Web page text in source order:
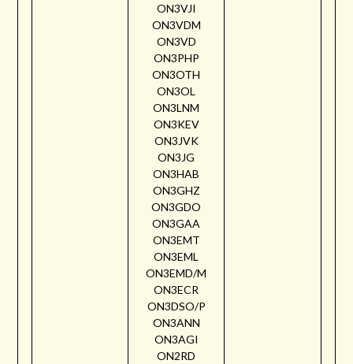
ON3VJI
ON3VDM
ON3VD
ON3PHP
ON3OTH
ON3OL
ON3LNM
ON3KEV
ON3JVK
ON3JG
ON3HAB
ON3GHZ
ON3GDO
ON3GAA
ON3EMT
ON3EML
ON3EMD/M
ON3ECR
ON3DSO/P
ON3ANN
ON3AGI
ON2RD